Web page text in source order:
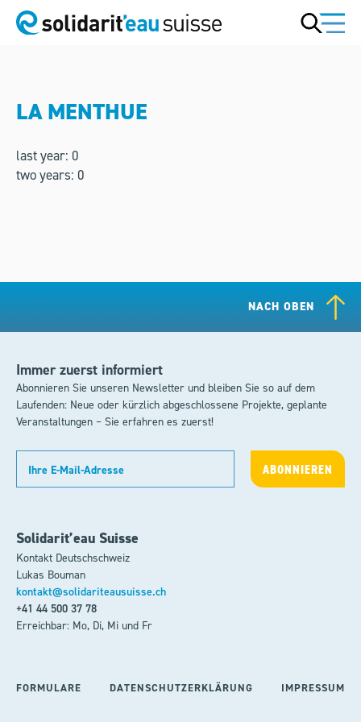
LA MENTHUE
last year: 0
two years: 0
NACH OBEN
Solidarit’eau Suisse
Kontakt Deutschschweiz
Lukas Bouman
Erreichbar: Mo, Di, Mi und Fr
+41 44 500 37 78
kontakt@solidariteausuisse.ch
Immer zuerst informiert
Abonnieren Sie unseren Newsletter und bleiben Sie so auf dem
Laufenden: Neue oder kürzlich abgeschlossene Projekte, geplante
Veranstaltungen – Sie erfahren es zuerst!
FORMULARE DATENSCHUTZERKLÄRUNG IMPRESSUM